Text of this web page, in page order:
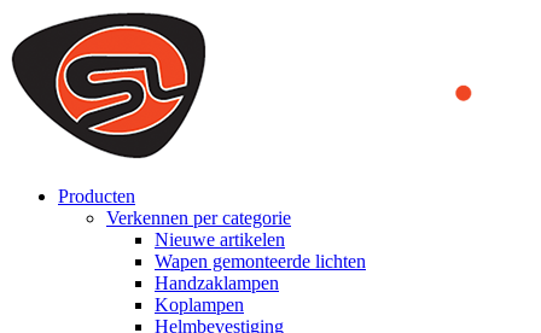
We use cookies to ensure that we provide you the best experience
on our website. By continuing to browse this website, you accept
that cookies are used to help us analyze how the website is used and
to offer you a better experience. To learn more or to find out how
you can disable cookies, you can access our
Producten
Verkennen per categorie
Nieuwe artikelen
Wapen gemonteerde lichten
Handzaklampen
Koplampen
Helmbevestiging